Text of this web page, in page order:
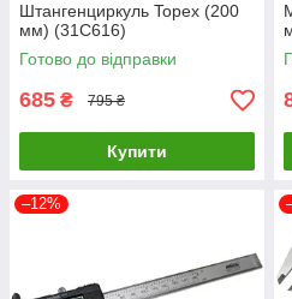
Штангенциркуль Topex (200
мм) (31C616)
Готово до відправки
685 ₴ 795 ₴
Купити
–12%